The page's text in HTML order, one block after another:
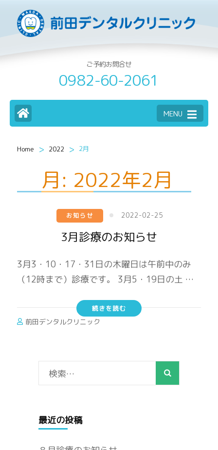
ご予約お問合せ
0982-60-2061
MENU
Home > 2022 > 2月
月: 2022年2月
お知らせ 2022-02-25
3月診療のお知らせ
3月3・10・17・31日の木曜日は午前中のみ
（12時まで）診療です。 3月5・19日の土 …
続きを読む
前田デンタルクリニック
検
索:
最近の投稿